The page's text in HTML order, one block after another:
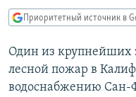
главной
навигации
Вернутся
поиску
IDEL.РЕАЛИИ
КАВКАЗ.РЕАЛИИ
СЕВЕР.РЕАЛИИ
Приоритетный источник в
Один из крупнейших
лесной пожар в
водоснабжению Сан-